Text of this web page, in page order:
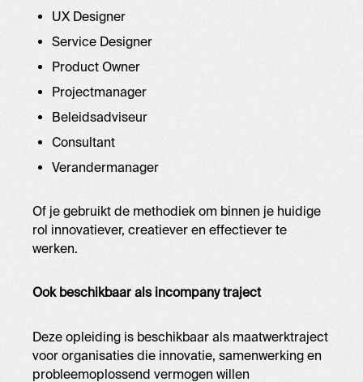
UX Designer
Service Designer
Product Owner
Projectmanager
Beleidsadviseur
Consultant
Verandermanager
Of je gebruikt de methodiek om binnen je huidige
rol innovatiever, creatiever en effectiever te
werken.
Ook beschikbaar als incompany traject
Deze opleiding is beschikbaar als maatwerktraject
voor organisaties die innovatie, samenwerking en
probleemoplossend vermogen willen